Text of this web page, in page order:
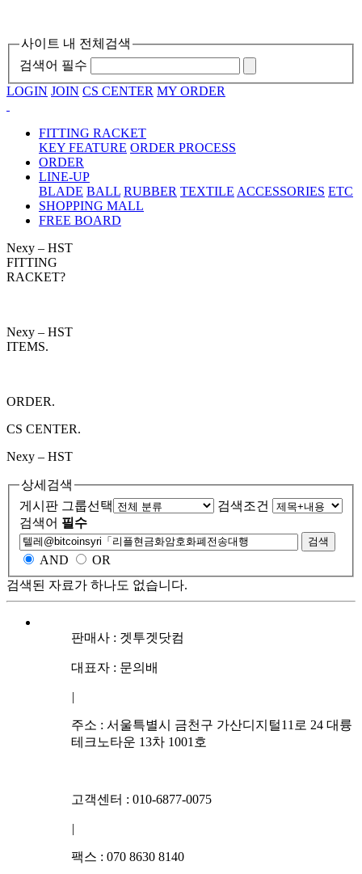
사이트 내 전체검색
검색어 필수
LOGIN JOIN CS CENTER MY ORDER
FITTING RACKET
KEY FEATURE ORDER PROCESS
ORDER
LINE-UP
BLADE BALL RUBBER TEXTILE ACCESSORIES ETC
SHOPPING MALL
FREE BOARD
Nexy – HST
FITTING
RACKET?
Nexy – HST
ITEMS.
ORDER.
CS CENTER.
Nexy – HST
상세검색
게시판 그룹선택
검색조건
검색어 필수
검색
AND
OR
검색된 자료가 하나도 없습니다.
판매사 : 겟투겟닷컴
대표자 : 문의배
|
주소 : 서울특별시 금천구 가산디지털11로 24 대륭
테크노타운 13차 1001호
고객센터 : 010-6877-0075
|
팩스 : 070 8630 8140